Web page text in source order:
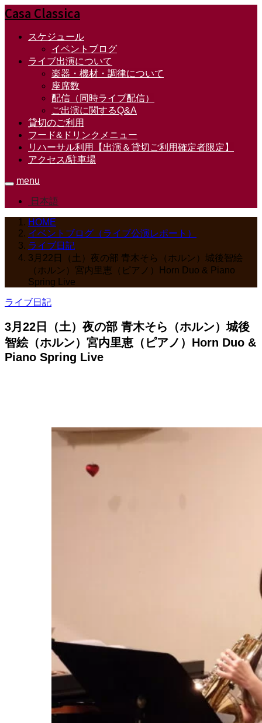
Casa Classica
スケジュール
イベントブログ
ライブ出演について
楽器・機材・調律について
座席数
配信（同時ライブ配信）
ご出演に関するQ&A
貸切のご利用
フード&ドリンクメニュー
リハーサル利用【出演＆貸切ご利用確定者限定】
アクセス/駐車場
menu
日本語
HOME
イベントブログ（ライブ公演レポート）
ライブ日記
3月22日（土）夜の部 青木そら（ホルン）城後智絵
（ホルン）宮内里恵（ピアノ）Horn Duo & Piano
Spring Live
ライブ日記
3月22日（土）夜の部 青木そら（ホルン）城後
智絵（ホルン）宮内里恵（ピアノ）Horn Duo &
Piano Spring Live